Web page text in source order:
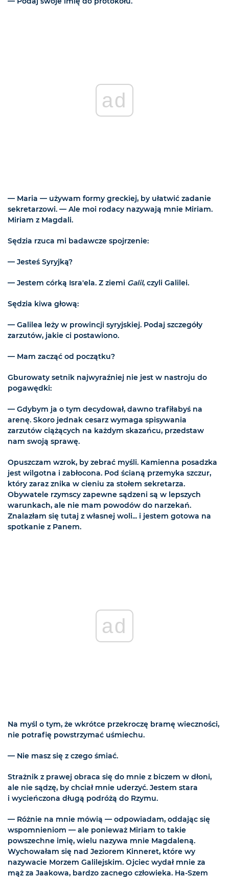
ad
— Maria — używam formy greckiej, by ułatwić zadanie
sekretarzowi. — Ale moi rodacy nazywają mnie Miriam.
Miriam z Magdali.
Sędzia rzuca mi badawcze spojrzenie:
— Jesteś Syryjką?
— Jestem córką Isra'ela. Z ziemi Galil, czyli Galilei.
Sędzia kiwa głową:
— Galilea leży w prowincji syryjskiej. Podaj szczegóły
zarzutów, jakie ci postawiono.
— Mam zacząć od początku?
Gburowaty setnik najwyraźniej nie jest w nastroju do
pogawędki:
— Gdybym ja o tym decydował, dawno trafiłabyś na
arenę. Skoro jednak cesarz wymaga spisywania
zarzutów ciążących na każdym skazańcu, przedstaw
nam swoją sprawę.
Opuszczam wzrok, by zebrać myśli. Kamienna posadzka
jest wilgotna i zabłocona. Pod ścianą przemyka szczur,
który zaraz znika w cieniu za stołem sekretarza.
Obywatele rzymscy zapewne sądzeni są w lepszych
warunkach, ale nie mam powodów do narzekań.
Znalazłam się tutaj z własnej woli... i jestem gotowa na
spotkanie z Panem.
ad
Na myśl o tym, że wkrótce przekroczę bramę wieczności,
nie potrafię powstrzymać uśmiechu.
— Nie masz się z czego śmiać.
Strażnik z prawej obraca się do mnie z biczem w dłoni,
ale nie sądzę, by chciał mnie uderzyć. Jestem stara
i wycieńczona długą podróżą do Rzymu.
— Różnie na mnie mówią — odpowiadam, oddając się
wspomnieniom — ale ponieważ Miriam to takie
powszechne imię, wielu nazywa mnie Magdaleną.
Wychowałam się nad Jeziorem Kinneret, które wy
nazywacie Morzem Galilejskim. Ojciec wydał mnie za
mąż za Jaakowa, bardzo zacnego człowieka. Ha-Szem